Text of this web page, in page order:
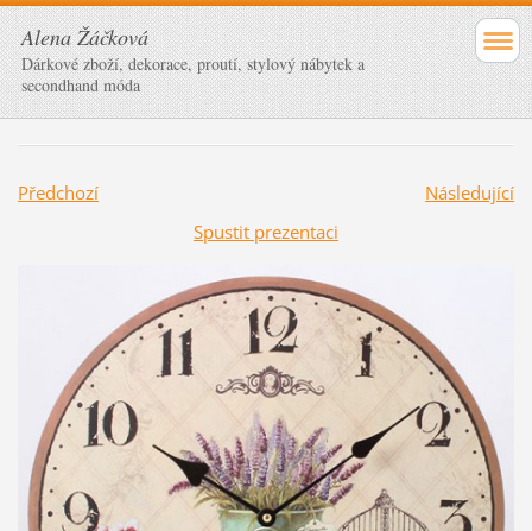
Alena Žáčková
Dárkové zboží, dekorace, proutí, stylový nábytek a
secondhand móda
Předchozí
Následující
Spustit prezentaci